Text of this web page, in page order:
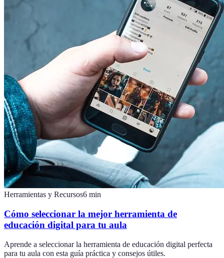
Herramientas y Recursos6 min
Cómo seleccionar la mejor herramienta de
educación digital para tu aula
Aprende a seleccionar la herramienta de educación digital perfecta
para tu aula con esta guía práctica y consejos útiles.